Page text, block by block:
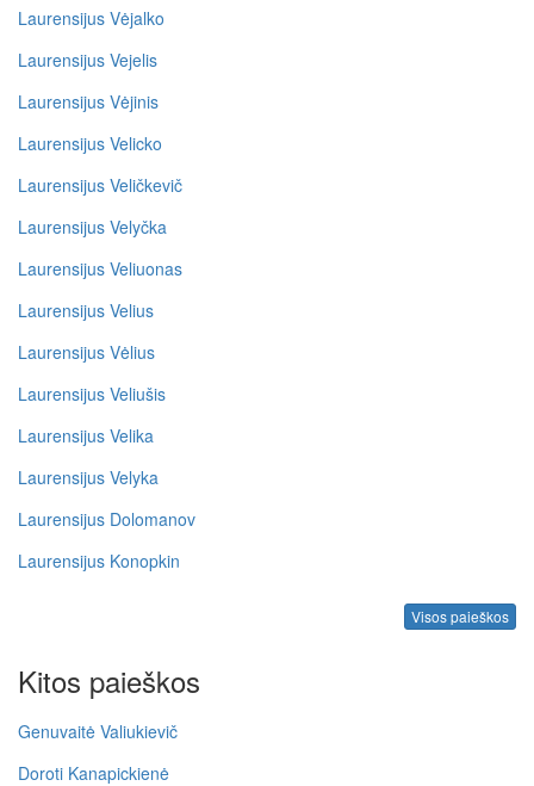
Laurensijus Vėjalko
Laurensijus Vejelis
Laurensijus Vėjinis
Laurensijus Velicko
Laurensijus Veličkevič
Laurensijus Velyčka
Laurensijus Veliuonas
Laurensijus Velius
Laurensijus Vėlius
Laurensijus Veliušis
Laurensijus Velika
Laurensijus Velyka
Laurensijus Dolomanov
Laurensijus Konopkin
Visos paieškos
Kitos paieškos
Genuvaitė Valiukievič
Doroti Kanapickienė